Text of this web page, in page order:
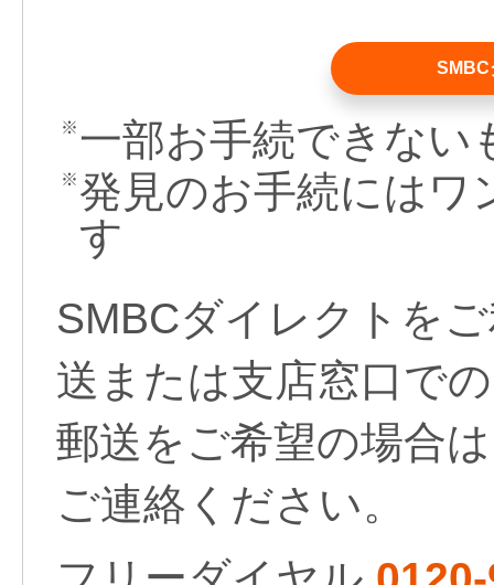
SMBC
※ 一部お手続できない
※ 発見のお手続にはワ
す
SMBCダイレクトを
送または支店窓口で
郵送をご希望の場合
ご連絡ください。